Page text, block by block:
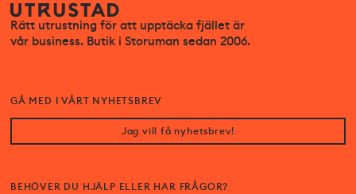
Rätt utrustning för att upptäcka fjället är
vår business. Butik i Storuman sedan 2006.
BEHÖVER DU HJÄLP ELLER HAR FRÅGOR?
GÅ MED I VÅRT NYHETSBREV
Jag vill få nyhetsbrev!